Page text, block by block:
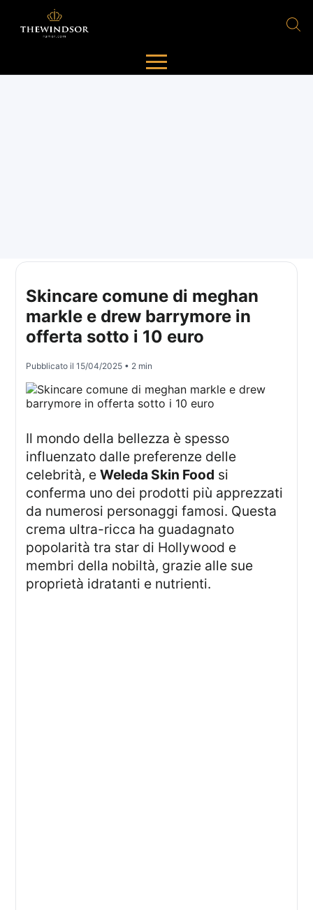
Skincare comune di meghan
markle e drew barrymore in
offerta sotto i 10 euro
Pubblicato il15/04/2025 • 2 min
Il mondo della bellezza è spesso
influenzato dalle preferenze delle
celebrità, eWeleda Skin Food si
conferma uno dei prodotti più apprezzati
da numerosi personaggi famosi. Questa
crema ultra-ricca ha guadagnato
popolarità tra star di Hollywood e
membri della nobiltà, grazie alle sue
proprietà idratanti e nutrienti.